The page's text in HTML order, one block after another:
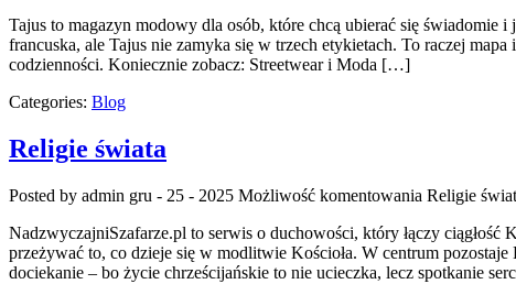
Tajus to magazyn modowy dla osób, które chcą ubierać się świadomie
francuska, ale Tajus nie zamyka się w trzech etykietach. To raczej
codzienności. Koniecznie zobacz: Streetwear i Moda […]
Categories: Blog
Religie świata
Posted by admin gru - 25 - 2025 Możliwość komentowania Religie
NadzwyczajniSzafarze.pl to serwis o duchowości, który łączy ciągłość
przeżywać to, co dzieje się w modlitwie Kościoła. W centrum
dociekanie – bo życie chrześcijańskie to nie ucieczka, lecz spotkanie